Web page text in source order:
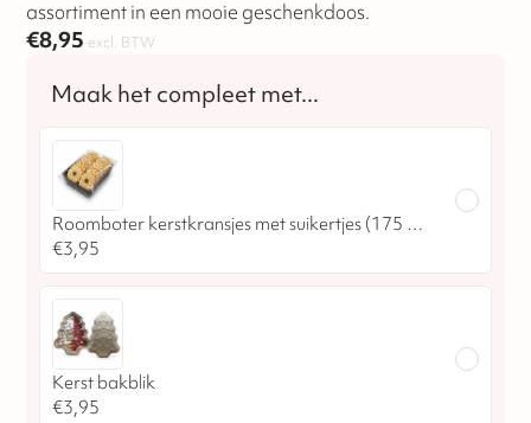
€8,95 excl. BTW
Roomboter kerstkransjes met suikertjes (175 gram)
€3,95
Kerst bakblik
€3,95